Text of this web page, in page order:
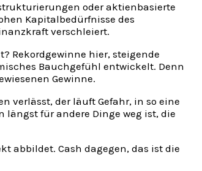
oder aktienbasierte
Kapitalbedürfnisse des
verschleiert.
Rekordgewinne hier, steigende
Bauchgefühl entwickelt. Denn
Gewinne.
verlässt, der läuft Gefahr, in so eine
längst für andere Dinge weg ist, die
abbildet. Cash dagegen, das ist die